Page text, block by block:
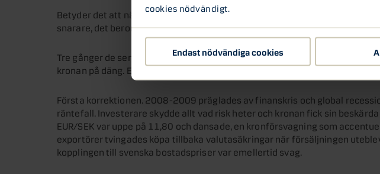
cookies nödvändigt.
Endast nödvändiga cookies
Betyder det att när räntan höjs så kommer trenderna att reverseras? Nej, så
snarare, det beror på kontexten.
Tre gånger de senaste femton åren har svensk bostadsmarknad varit i
kronan på däng. En gång stärktes den.
Första korrektionen. 2008-2009 präglades av finanskris och global
räntefall. Investerare skydde allt vad risk heter och kronan fick sin beskärda
EUR/SEK var uppe på 11,80 och dansade, en kronförsvagning som
exportörer tvingades köpa tillbaka valutasäkringar när försäljningen
kopplingen till svenska bostadspriser var emellertid svag.